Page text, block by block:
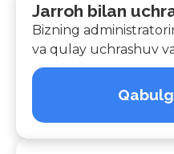
Jarroh bilan
Bizning
va qulay uchrashuv